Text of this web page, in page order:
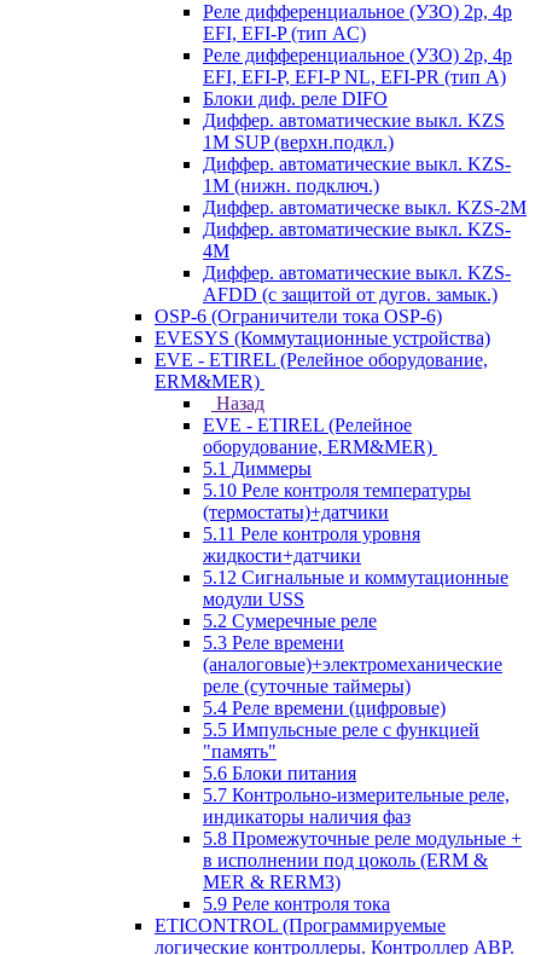
Реле дифференциальное (УЗО) 2р, 4р
EFI, EFI-P (тип AС)
Реле дифференциальное (УЗО) 2р, 4р
EFI, EFI-P, EFI-P NL, EFI-PR (тип A)
Блоки диф. реле DIFO
Диффер. автоматические выкл. KZS
1M SUP (верхн.подкл.)
Диффер. автоматические выкл. KZS-
1M (нижн. подключ.)
Диффер. автоматическе выкл. KZS-2M
Диффер. автоматические выкл. KZS-
4M
Диффер. автоматические выкл. KZS-
AFDD (с защитой от дугов. замык.)
OSP-6 (Ограничители тока OSP-6)
EVESYS (Коммутационные устройства)
EVE - ETIREL (Релейное оборудование,
ERM&MER)
Назад
EVE - ETIREL (Релейное
оборудование, ERM&MER)
5.1 Диммеры
5.10 Реле контроля температуры
(термостаты)+датчики
5.11 Реле контроля уровня
жидкости+датчики
5.12 Сигнальные и коммутационные
модули USS
5.2 Сумеречные реле
5.3 Реле времени
(аналоговые)+электромеханические
реле (суточные таймеры)
5.4 Реле времени (цифровые)
5.5 Импульсные реле с функцией
"память"
5.6 Блоки питания
5.7 Контрольно-измерительные реле,
индикаторы наличия фаз
5.8 Промежуточные реле модульные +
в исполнении под цоколь (ERM &
MER & RERM3)
5.9 Реле контроля тока
ETICONTROL (Программируемые
логические контроллеры. Контроллер АВР.